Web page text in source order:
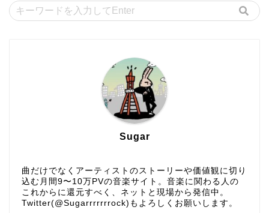
Sugar
曲だけでなくアーティストのストーリーや価値観に切り
込む月間9〜10万PVの音楽サイト。音楽に関わる人の
これからに還元すべく、ネットと現場から発信中。
Twitter(@Sugarrrrrrrock)もよろしくお願いします。